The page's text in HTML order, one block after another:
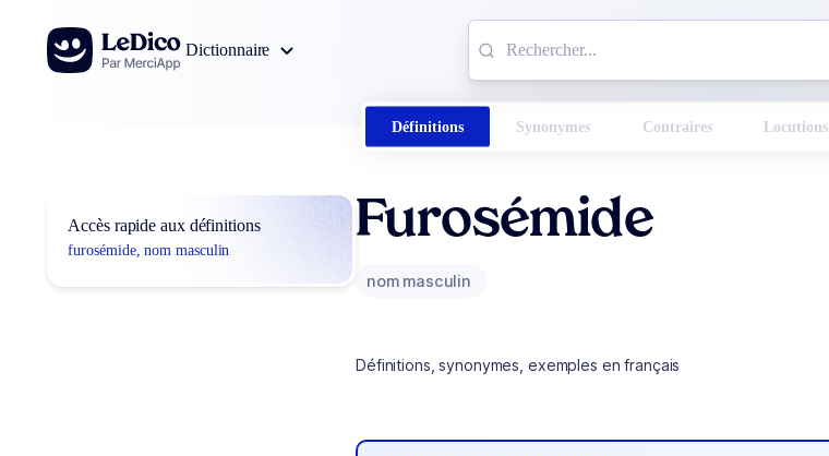
Aller au contenu
Dictionnaire
Définitions Synonymes Contraires Locutions
Accès rapide aux définitions
furosémide, nom masculin
Furosémide
nom masculin
Définitions, synonymes, exemples en français